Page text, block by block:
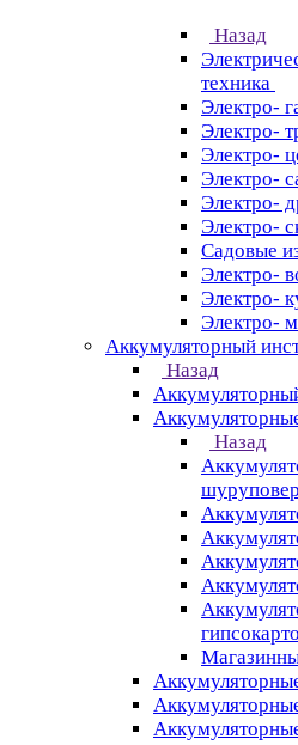
Назад
техника
Электро-
Электро-
Электро-
Электро-
Электро-
Электро-
Садовые
Электро-
Электро-
Электро-
Аккумуляторный
Назад
Назад